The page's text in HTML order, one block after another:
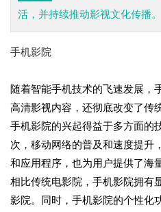
活，并持续推动影视文化传播。
手机影院
随着智能手机技术的飞速发展，
高清影视内容，还彻底改变了传
手机影院的兴起得益于多方面的
次，移动网络的普及和速度提升
和应用程序，也为用户提供了海
相比传统电影院，手机影院拥有
影院。同时，手机影院的个性化